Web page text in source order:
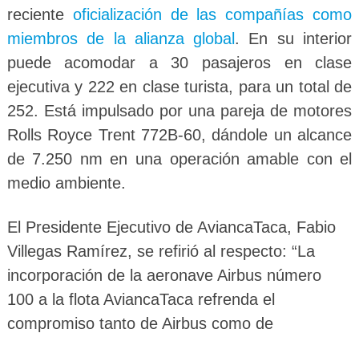
reciente oficialización de las compañías como
miembros de la alianza global . En su interior
puede acomodar a 30 pasajeros en clase
ejecutiva y 222 en clase turista, para un total de
252. Está impulsado por una pareja de motores
Rolls Royce Trent 772B-60, dándole un alcance
de 7.250 nm en una operación amable con el
medio ambiente.
El Presidente Ejecutivo de AviancaTaca, Fabio
Villegas Ramírez, se refirió al respecto: “La
incorporación de la aeronave Airbus número
100 a la flota AviancaTaca refrenda el
compromiso tanto de Airbus como de